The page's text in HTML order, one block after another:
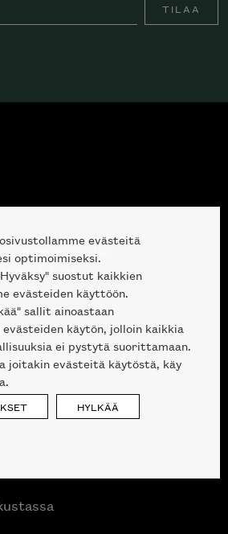
TILAA
ammattilaisille:
Helsinki
evästeitä
optimoimiseksi.
suostut kaikkien
evästeiden käyttöön.
sallit ainoastaan
käytön, jolloin kaikkia
ei pystytä suorittamaan.
joitakin evästeitä käytöstä, käy
HYLKÄÄ